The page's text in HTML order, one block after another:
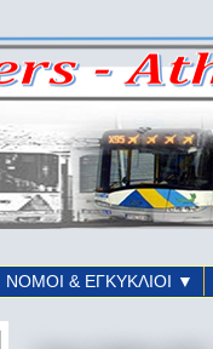
ΝΟΜΟΙ & ΕΓΚΥΚΛΙΟΙ ▼